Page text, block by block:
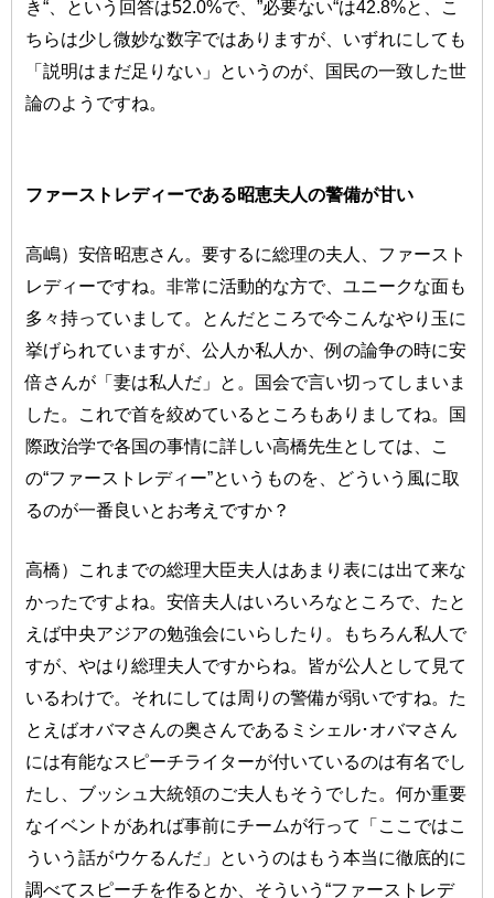
き“、という回答は52.0%で、”必要ない“は42.8%と、こ
ちらは少し微妙な数字ではありますが、いずれにしても
「説明はまだ足りない」というのが、国民の一致した世
論のようですね。
ファーストレディーである昭恵夫人の警備が甘い
高嶋）安倍昭恵さん。要するに総理の夫人、ファースト
レディーですね。非常に活動的な方で、ユニークな面も
多々持っていまして。とんだところで今こんなやり玉に
挙げられていますが、公人か私人か、例の論争の時に安
倍さんが「妻は私人だ」と。国会で言い切ってしまいま
した。これで首を絞めているところもありましてね。国
際政治学で各国の事情に詳しい高橋先生としては、こ
の“ファーストレディー”というものを、どういう風に取
るのが一番良いとお考えですか？
高橋）これまでの総理大臣夫人はあまり表には出て来な
かったですよね。安倍夫人はいろいろなところで、たと
えば中央アジアの勉強会にいらしたり。もちろん私人で
すが、やはり総理夫人ですからね。皆が公人として見て
いるわけで。それにしては周りの警備が弱いですね。た
とえばオバマさんの奥さんであるミシェル･オバマさん
には有能なスピーチライターが付いているのは有名でし
たし、ブッシュ大統領のご夫人もそうでした。何か重要
なイベントがあれば事前にチームが行って「ここではこ
ういう話がウケるんだ」というのはもう本当に徹底的に
調べてスピーチを作るとか、そういう“ファーストレデ